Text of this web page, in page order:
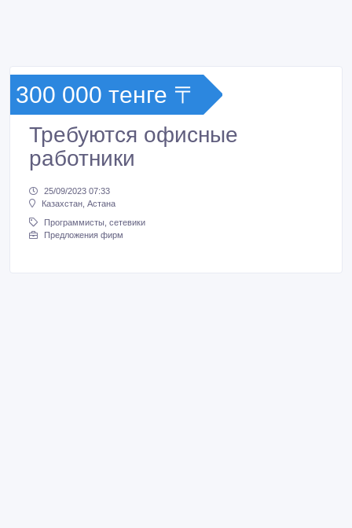
300 000 тенге 〒
Требуются офисные
работники
25/09/2023 07:33
Казахстан, Астана
Программисты, сетевики
Предложения фирм